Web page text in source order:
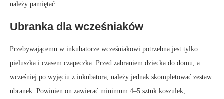
należy pamiętać.
Ubranka dla wcześniaków
Przebywającemu w inkubatorze wcześniakowi potrzebna jest tylko
pieluszka i czasem czapeczka. Przed zabraniem dziecka do domu, a
wcześniej po wyjęciu z inkubatora, należy jednak skompletować zestaw
ubranek. Powinien on zawierać minimum 4–5 sztuk koszulek,